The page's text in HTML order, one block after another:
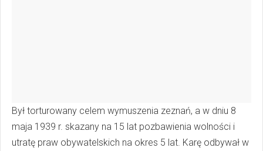
Był torturowany celem wymuszenia zeznań, a w dniu 8
maja 1939 r. skazany na 15 lat pozbawienia wolności i
utratę praw obywatelskich na okres 5 lat. Karę odbywał w